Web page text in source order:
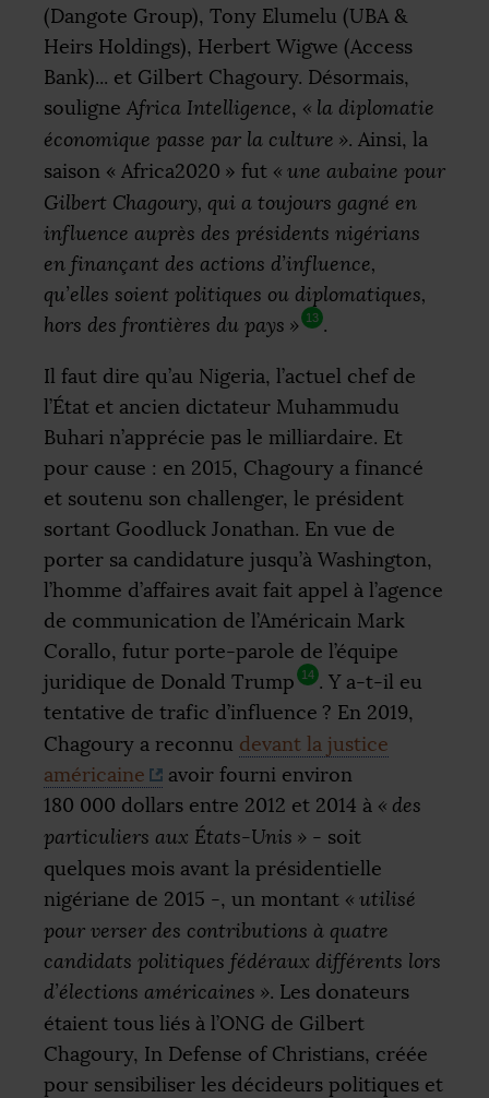
(Dangote Group), Tony Elumelu (UBA&
Heirs Holdings), Herbert Wigwe (Access
Bank)... et Gilbert Chagoury. Désormais,
souligne Africa Intelligence, « la diplomatie
économique passe par la culture ». Ainsi, la
saison « Africa2020 » fut « une aubaine pour
Gilbert Chagoury, qui a toujours gagné en
influence auprès des présidents nigérians
en finançant des actions d’influence,
qu’elles soient politiques ou diplomatiques,
hors des frontières du pays » 13 .
Il faut dire qu’au Nigeria, l’actuel chef de
l’État et ancien dictateur Muhammudu
Buhari n’apprécie pas le milliardaire. Et
pour cause : en 2015, Chagoury a financé
et soutenu son challenger, le président
sortant Goodluck Jonathan. En vue de
porter sa candidature jusqu’à Washington,
l’homme d’affaires avait fait appel à l’agence
de communication de l’Américain Mark
Corallo, futur porte-parole de l’équipe
juridique de Donald Trump
14 . Y a-t-il eu
tentative de trafic d’influence ? En 2019,
Chagoury a reconnu devant la justice
américaine
avoir fourni environ
180 000 dollars entre 2012 et 2014 à « des
particuliers aux États-Unis » - soit
quelques mois avant la présidentielle
nigériane de 2015 -, un montant « utilisé
pour verser des contributions à quatre
candidats politiques fédéraux différents lors
d’élections américaines ». Les donateurs
étaient tous liés à l’ONG de Gilbert
Chagoury, In Defense of Christians, créée
pour sensibiliser les décideurs politiques et